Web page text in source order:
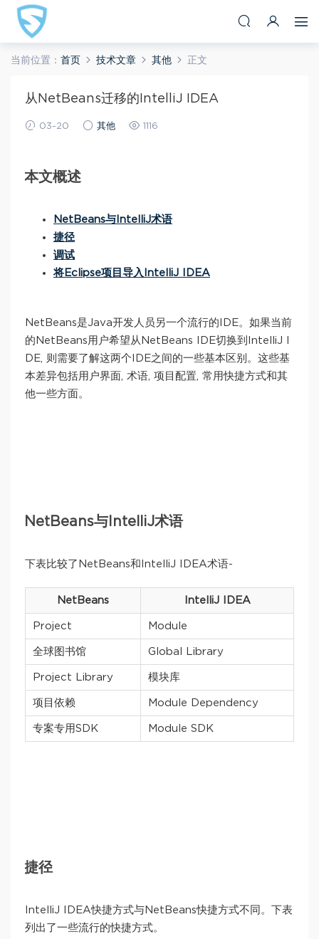
当前位置： 首页 技术文章 其他 正文
从NetBeans迁移的IntelliJ IDEA
03-20 其他 1116
本文概述
NetBeans与IntelliJ术语
捷径
调试
将Eclipse项目导入IntelliJ IDEA
NetBeans是Java开发人员另一个流行的IDE。如果当前
的NetBeans用户希望从NetBeans IDE切换到IntelliJ I
DE, 则需要了解这两个IDE之间的一些基本区别。这些基
本差异包括用户界面, 术语, 项目配置, 常用快捷方式和其
他一些方面。
NetBeans与IntelliJ术语
下表比较了NetBeans和IntelliJ IDEA术语-
NetBeans IntelliJ IDEA
Project Module
全球图书馆 Global Library
Project Library 模块库
项目依赖 Module Dependency
专案专用SDK Module SDK
捷径
IntelliJ IDEA快捷方式与NetBeans快捷方式不同。下表
列出了一些流行的快捷方式。